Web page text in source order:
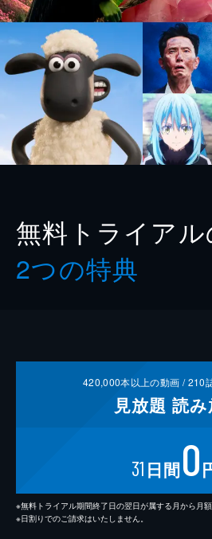
無料トライアル
2つの特典
420,000本以上の動画 /210
見放題 読み
31 日間0
※無料トライアル期間終了日の翌日が属する月から月額
※日割りでのご請求はいたしません。